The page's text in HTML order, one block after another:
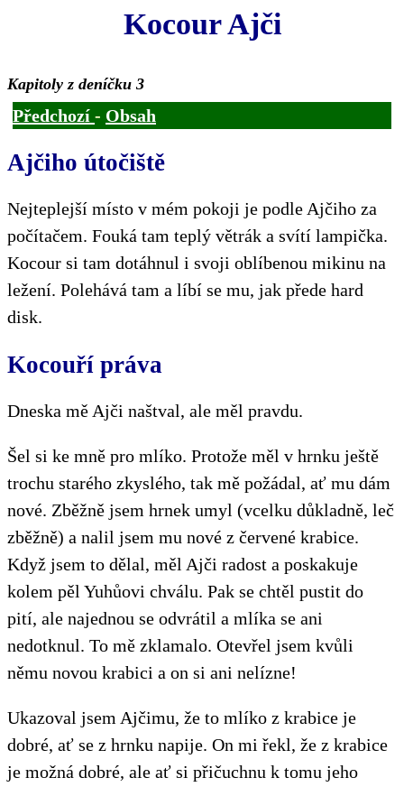
Kocour Ajči
Kapitoly z deníčku 3
Předchozí - Obsah
Ajčiho útočiště
Nejteplejší místo v mém pokoji je podle Ajčiho za
počítačem. Fouká tam teplý větrák a svítí lampička.
Kocour si tam dotáhnul i svoji oblíbenou mikinu na
ležení. Polehává tam a líbí se mu, jak přede hard
disk.
Kocouří práva
Dneska mě Ajči naštval, ale měl pravdu.
Šel si ke mně pro mlíko. Protože měl v hrnku ještě
trochu starého zkyslého, tak mě požádal, ať mu dám
nové. Zběžně jsem hrnek umyl (vcelku důkladně, leč
zběžně) a nalil jsem mu nové z červené krabice.
Když jsem to dělal, měl Ajči radost a poskakuje
kolem pěl Yuhůovi chválu. Pak se chtěl pustit do
pití, ale najednou se odvrátil a mlíka se ani
nedotknul. To mě zklamalo. Otevřel jsem kvůli
němu novou krabici a on si ani nelízne!
Ukazoval jsem Ajčimu, že to mlíko z krabice je
dobré, ať se z hrnku napije. On mi řekl, že z krabice
je možná dobré, ale ať si přičuchnu k tomu jeho